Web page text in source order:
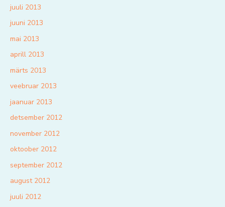
juuli 2013
juuni 2013
mai 2013
aprill 2013
märts 2013
veebruar 2013
jaanuar 2013
detsember 2012
november 2012
oktoober 2012
september 2012
august 2012
juuli 2012